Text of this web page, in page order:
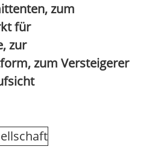
zum
für
zur
zum Versteigerer